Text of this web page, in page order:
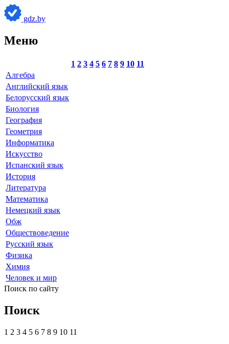
gdz.by
Меню
1 2 3 4 5 6 7 8 9 10 11
Алгебра
Английский язык
Белорусский язык
Биология
География
Геометрия
Информатика
Искусство
Испанский язык
История
Литература
Математика
Немецкий язык
Обж
Обществоведение
Русский язык
Физика
Химия
Человек и мир
Поиск по сайту
Поиск
1 2 3 4 5 6 7 8 9 10 11